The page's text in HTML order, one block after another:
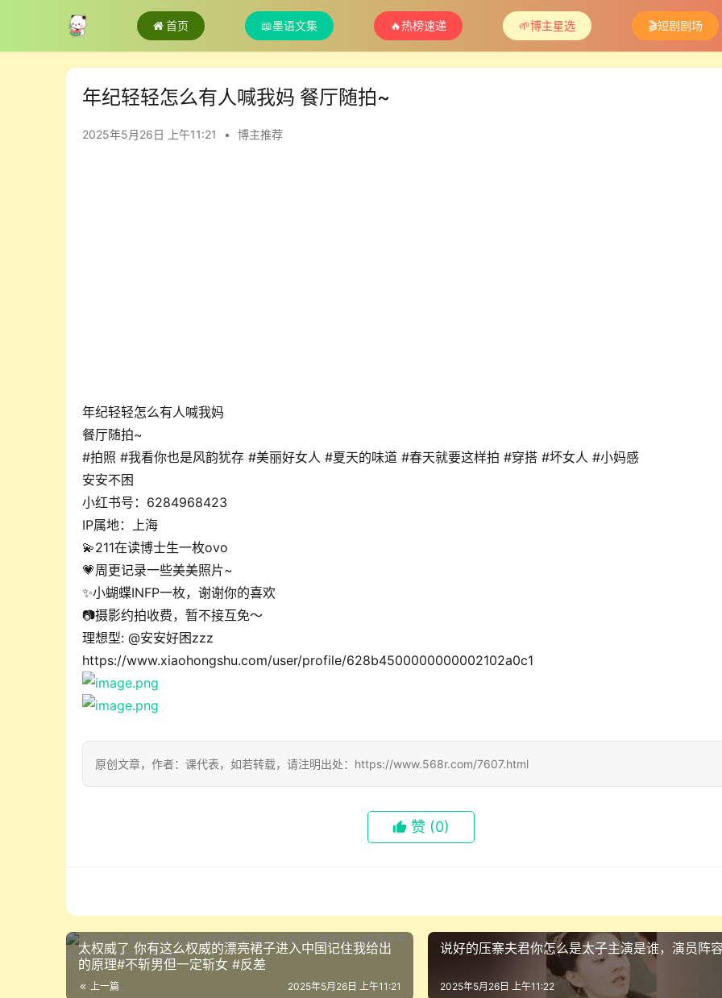
首页 📖墨语文集 🔥热榜速递 🌱博主星选 🎬短剧剧场
年纪轻轻怎么有人喊我妈 餐厅随拍~
2025年5月26日 上午11:21 • 博主推荐
年纪轻轻怎么有人喊我妈
餐厅随拍~
#拍照 #我看你也是风韵犹存 #美丽好女人 #夏天的味道 #春天就要这样拍 #穿搭 #坏女人 #小妈感
安安不困
小红书号：6284968423
IP属地：上海
💫211在读博士生一枚ovo
💗周更记录一些美美照片~
✨小蝴蝶INFP一枚，谢谢你的喜欢
📷摄影约拍收费，暂不接互免～
理想型: @安安好困zzz
https://www.xiaohongshu.com/user/profile/628b4500000000002102a0c1
原创文章，作者：课代表，如若转载，请注明出处：https://www.568r.com/7607.html
赞 (0)
太权威了 你有这么权威的漂亮裙子进入中国记住我给出
的原理#不斩男但一定斩女 #反差
上一篇 2025年5月26日 上午11:21
说好的压寨夫君你怎么是太子主演是谁，演员阵
2025年5月26日 上午11:22